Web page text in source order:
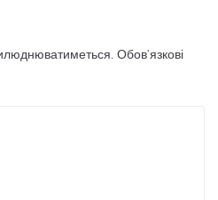
Обов’язкові